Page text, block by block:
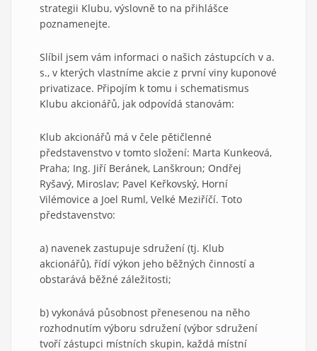
strategii Klubu, výslovně to na přihlášce
poznamenejte.
Slíbil jsem vám informaci o našich zástupcích v a.
s., v kterých vlastníme akcie z první viny kuponové
privatizace. Připojím k tomu i schematismus
Klubu akcionářů, jak odpovídá stanovám:
Klub akcionářů má v čele pětičlenné
představenstvo v tomto složení: Marta Kunkeová,
Praha; Ing. Jiří Beránek, Lanškroun; Ondřej
Ryšavý, Miroslav; Pavel Keřkovský, Horní
Vilémovice a Joel Ruml, Velké Meziříčí. Toto
představenstvo:
a) navenek zastupuje sdružení (tj. Klub
akcionářů), řídí výkon jeho běžných činností a
obstarává běžné záležitosti;
b) vykonává působnost přenesenou na něho
rozhodnutím výboru sdružení (výbor sdružení
tvoří zástupci místních skupin, každá místní